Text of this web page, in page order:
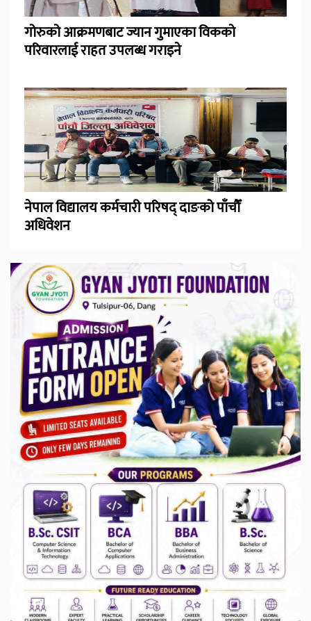
गोरुको आक्रमणबाट ज्यान गुमाएका विकको
परिवारलाई राहत उपलब्ध गराइने
नेपाल विद्यालय कर्मचारी परिषद् दाङको पाँचौँ
अधिवेशन